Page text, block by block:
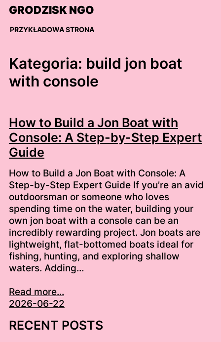
Skip
content
GRODZISK NGO
PRZYKŁADOWA STRONA
Kategoria: build jon boat
with console
How to Build a Jon Boat with
Console: A Step-by-Step Expert
Guide
How to Build a Jon Boat with Console: A
Step-by-Step Expert Guide If you’re an avid
outdoorsman or someone who loves
spending time on the water, building your
own jon boat with a console can be an
incredibly rewarding project. Jon boats are
lightweight, flat-bottomed boats ideal for
fishing, hunting, and exploring shallow
waters. Adding…
Read more...
2026-06-22
RECENT POSTS